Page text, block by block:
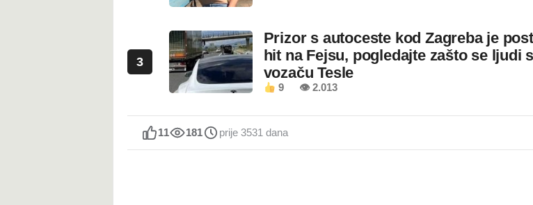
3
Prizor s autoceste kod Zagreba je
hit na Fejsu, pogledajte zašto se ljudi
vozaču Tesle
9 👁 2.013
11 181 prije 3531 dana